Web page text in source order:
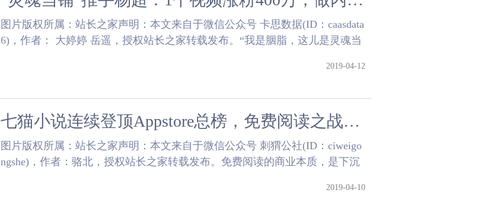
​图片版权所属：站长之家声明：本文来自于微信公众号 卡思数据(ID：caasdata
6)，作者： 大婷婷 岳遥，授权站长之家转载发布。“我是胭脂，这儿是灵魂当
2019-04-12
七猫小说连续登顶Appstore总榜，免费阅读之战刚拉开大幕？
​图片版权所属：站长之家声明：本文来自于微信公众号 刺猬公社(ID：ciweigo
ngshe)，作者：骆北，授权站长之家转载发布。免费阅读的商业本质，是下沉
2019-04-10